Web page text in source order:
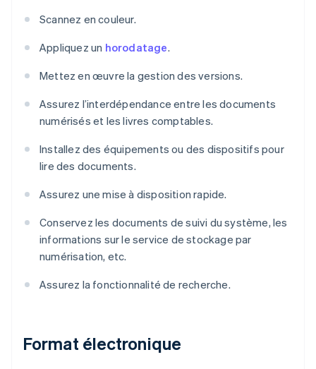
Scannez en couleur.
Appliquez un horodatage.
Mettez en œuvre la gestion des versions.
Assurez l’interdépendance entre les documents
numérisés et les livres comptables.
Installez des équipements ou des dispositifs pour
lire des documents.
Assurez une mise à disposition rapide.
Conservez les documents de suivi du système, les
informations sur le service de stockage par
numérisation, etc.
Assurez la fonctionnalité de recherche.
Format électronique